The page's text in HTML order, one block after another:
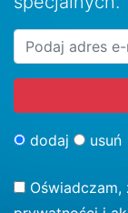
dodaj usuń
Oświadczam,